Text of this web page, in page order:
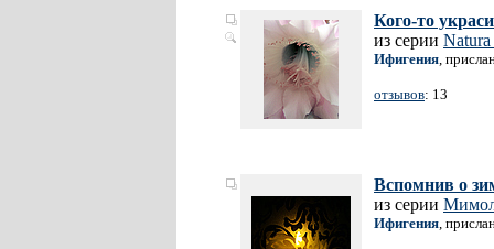
Кого-то
из серии
Ифигения,
отзывов: 13
Вспомнив о
из серии
Ифигения,